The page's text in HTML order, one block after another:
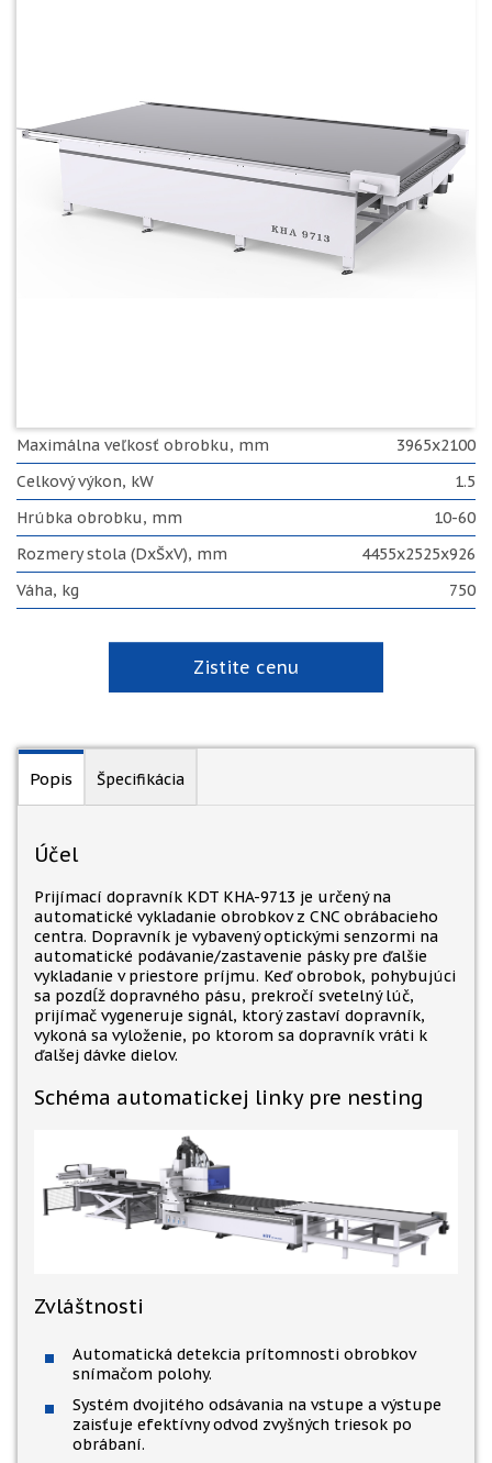
Maximálna veľkosť obrobku, mm
3965x2100
Celkový výkon, kW
1.5
Hrúbka obrobku, mm
10-60
Rozmery stola (DxŠxV), mm
4455x2525x926
Váha, kg
750
Zistite cenu
Popis Špecifikácia
Účel
Prijímací dopravník KDT KHA-9713 je určený na
automatické vykladanie obrobkov z CNC obrábacieho
centra. Dopravník je vybavený optickými senzormi na
automatické podávanie/zastavenie pásky pre ďalšie
vykladanie v priestore príjmu. Keď obrobok, pohybujúci
sa pozdĺž dopravného pásu, prekročí svetelný lúč,
prijímač vygeneruje signál, ktorý zastaví dopravník,
vykoná sa vyloženie, po ktorom sa dopravník vráti k
ďalšej dávke dielov.
Schéma automatickej linky pre nesting
Zvláštnosti
Automatická detekcia prítomnosti obrobkov
snímačom polohy.
Systém dvojitého odsávania na vstupe a výstupe
zaisťuje efektívny odvod zvyšných triesok po
obrábaní.